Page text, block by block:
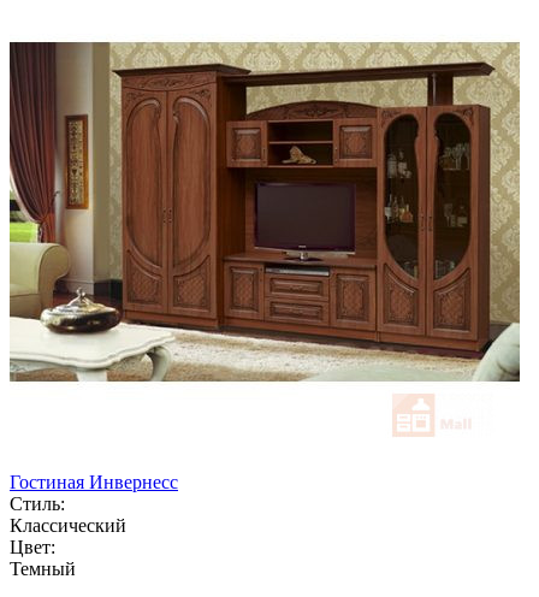
Гостиная Инвернесс
Стиль:
Классический
Цвет:
Темный